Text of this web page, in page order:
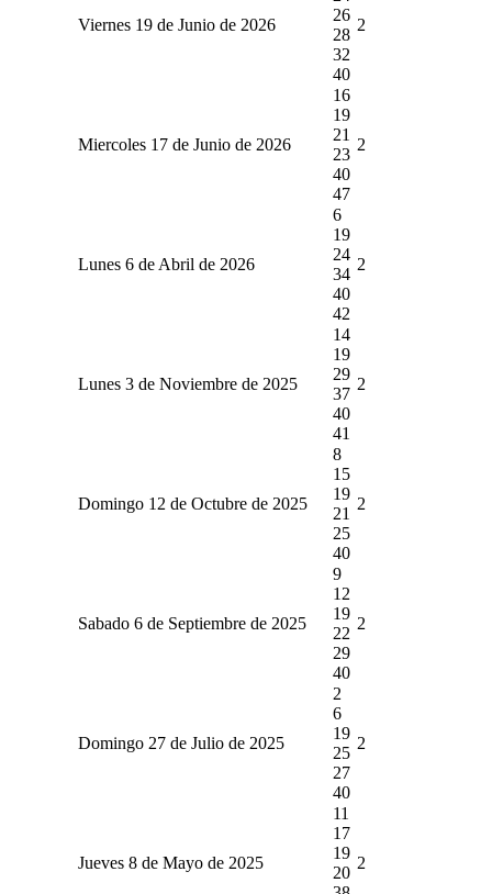
Viernes 19 de Junio de 2026
26
28
32
40
2
Miercoles 17 de Junio de 2026
16
19
21
23
40
47
2
Lunes 6 de Abril de 2026
6
19
24
34
40
42
2
Lunes 3 de Noviembre de 2025
14
19
29
37
40
41
2
Domingo 12 de Octubre de 2025
8
15
19
21
25
40
2
Sabado 6 de Septiembre de 2025
9
12
19
22
29
40
2
Domingo 27 de Julio de 2025
2
6
19
25
27
40
2
Jueves 8 de Mayo de 2025
11
17
19
20
2